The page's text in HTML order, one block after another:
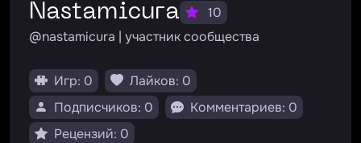
nastamicura
10
@nastamicura | участник сообщества
Игр: 0
Лайков: 0
Подписчиков: 0
Комментариев: 0
Рецензий: 0